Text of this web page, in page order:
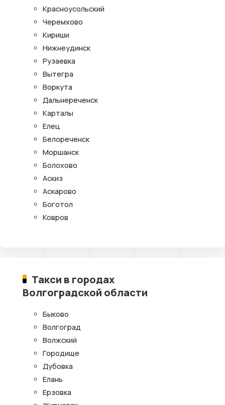
Красноусольский
Черемхово
Кириши
Нижнеудинск
Рузаевка
Вытегра
Воркута
Дальнереченск
Карталы
Елец
Белореченск
Моршанск
Болохово
Аскиз
Аскарово
Боготол
Ковров
Такси в городах
Волгоградской области
Быково
Волгоград
Волжский
Городище
Дубовка
Елань
Ерзовка